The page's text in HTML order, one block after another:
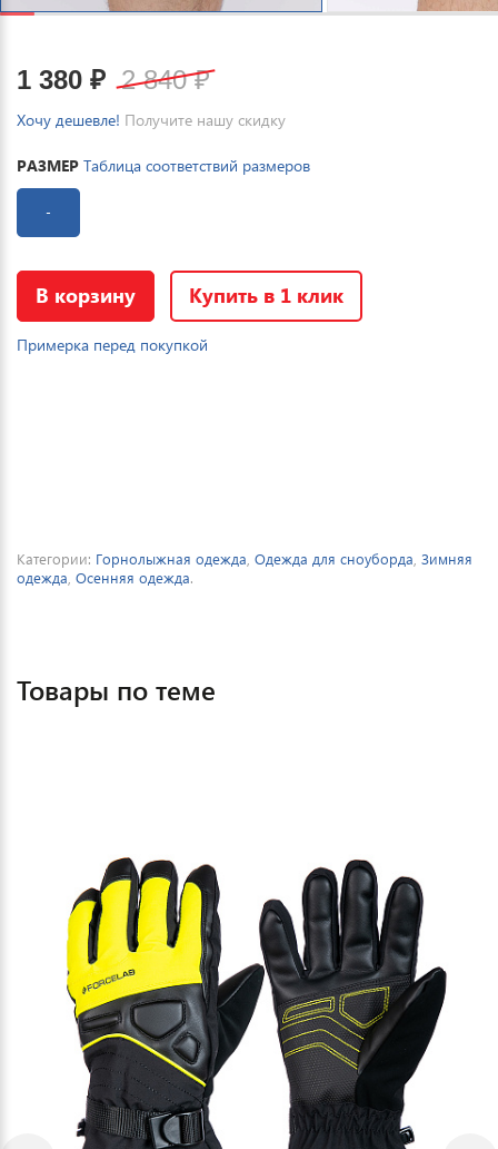
Товары по теме
1 380 ₽ 2 840₽
Хочу дешевле! Получите нашу скидку
РАЗМЕР Таблица соответствий размеров
-
В корзину Купить в 1 клик
Примерка перед покупкой
Категории: Горнолыжная одежда Одежда для сноуборда Зимняя
одежда Осенняя одежда.